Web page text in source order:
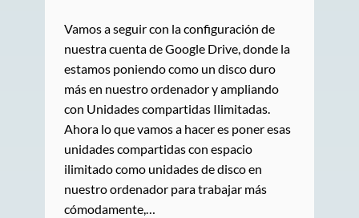
Vamos a seguir con la configuración de
nuestra cuenta de Google Drive, donde la
estamos poniendo como un disco duro
más en nuestro ordenador y ampliando
con Unidades compartidas Ilimitadas.
Ahora lo que vamos a hacer es poner esas
unidades compartidas con espacio
ilimitado como unidades de disco en
nuestro ordenador para trabajar más
cómodamente,…